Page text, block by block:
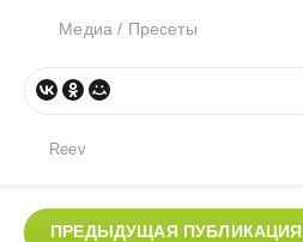
Медиа / Пресеты
Reev
ПРЕДЫДУЩАЯ ПУБЛИКАЦИЯ